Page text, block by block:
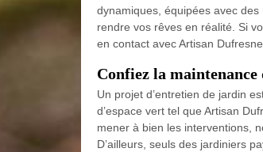
dynamiques, équipées avec
rendre vos rêves en réalité. Si
en contact avec Artisan
Confiez la
Un projet d’entretien de jardin
d’espace vert tel que Artisan
mener à bien les interventions,
D’ailleurs, seuls des jardiniers